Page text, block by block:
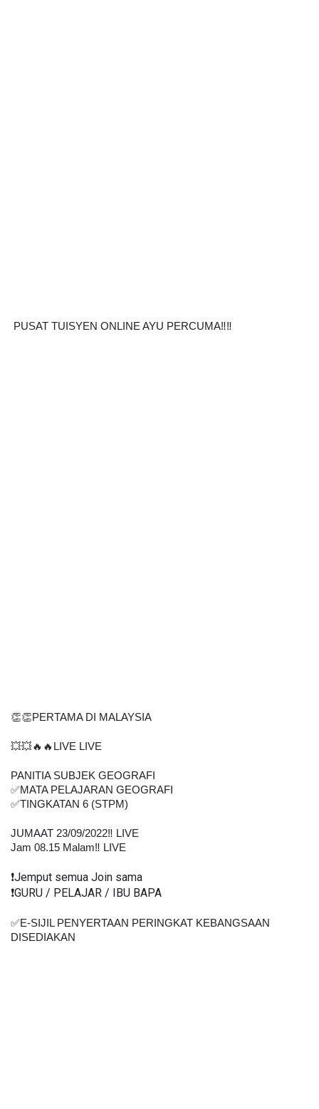
PUSAT TUISYEN ONLINE AYU PERCUMA‼️‼️
👏👏PERTAMA DI MALAYSIA
💥💥🔥🔥LIVE LIVE
PANITIA SUBJEK GEOGRAFI
✅MATA PELAJARAN GEOGRAFI
✅TINGKATAN 6 (STPM)
JUMAAT 23/09/2022‼️ LIVE
Jam 08.15 Malam‼️ LIVE
❗️Jemput semua Join sama
❗️GURU / PELAJAR / IBU BAPA
✅E-SIJIL PENYERTAAN PERINGKAT KEBANGSAAN
DISEDIAKAN